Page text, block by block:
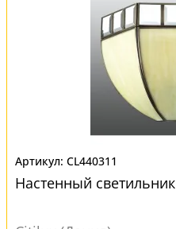
CL440311
Настенный